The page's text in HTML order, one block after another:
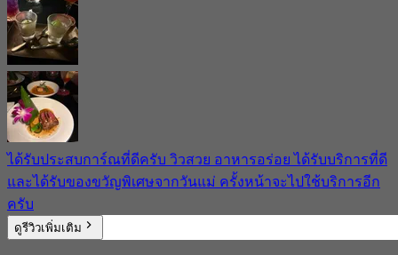
ได้รับประสบการ์ณที่ดีครับ วิวสวย อาหารอร่อย ได้รับบริการที่ดี
และได้รับของขวัญพิเศษจากวันแม่ ครั้งหน้าจะไปใช้บริการอีก
ครับ
ดูรีวิวเพิ่มเติม